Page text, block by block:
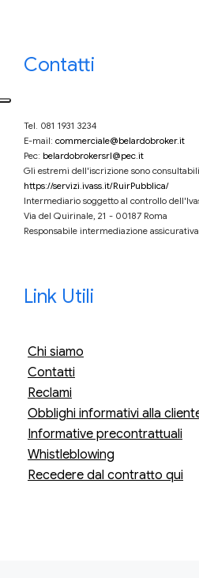
Contatti
Tel. 081 1931 3234
E-mail: commerciale@belardobroker.it
Pec: belardobrokersrl@pec.it
Gli estremi dell'iscrizione sono
https://servizi.ivass.it/RuirPubblica/
Intermediario soggetto al controllo
Via del Quirinale, 21 - 00187 Roma
Responsabile intermediazione
Link Utili
Chi siamo
Contatti
Reclami
Obblighi informativi alla
Informative precontrattuali
Whistleblowing
Recedere dal contratto qui